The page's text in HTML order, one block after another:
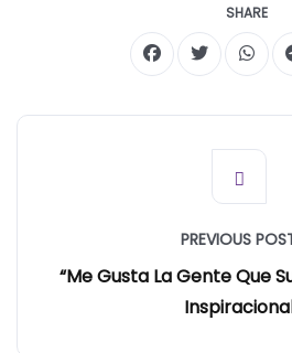
SHARE
PREVIOUS
“Me Gusta La Gente Que